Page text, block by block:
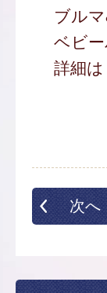
ブル
ベビ
詳細
次へ